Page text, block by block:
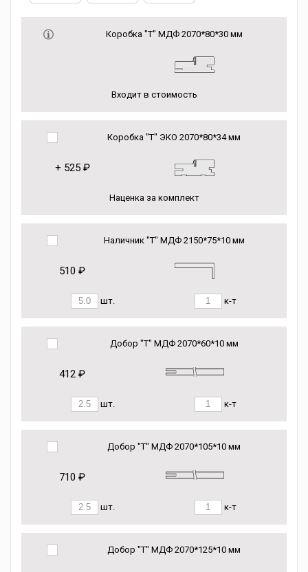
Коробка "Т" МДФ 2070*80*30 мм
Входит в стоимость
Коробка "Т" ЭКО 2070*80*34 мм
+ 525 ₽
Наценка за комплект
Наличник "Т" МДФ 2150*75*10 мм
510 ₽
шт. к-т
Добор "Т" МДФ 2070*60*10 мм
412 ₽
шт. к-т
Добор "Т" МДФ 2070*105*10 мм
710 ₽
шт. к-т
Добор "Т" МДФ 2070*125*10 мм